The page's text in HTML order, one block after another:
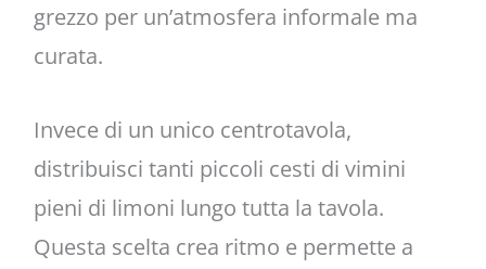
grezzo per un’atmosfera informale ma
curata.
Invece di un unico centrotavola,
distribuisci tanti piccoli cesti di vimini
pieni di limoni lungo tutta la tavola.
Questa scelta crea ritmo e permette a